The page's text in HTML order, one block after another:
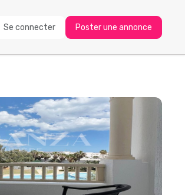
Se connecter Poster une annonce